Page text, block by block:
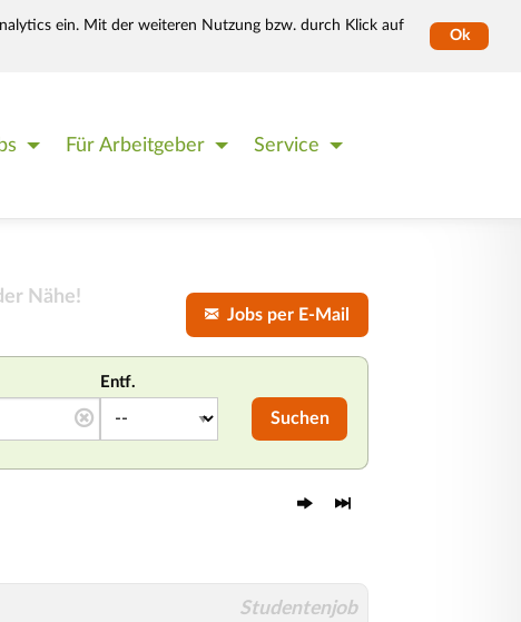
ein. Mit der weiteren Nutzung bzw. durch Klick auf
Ok
Für Arbeitgeber Service
Nähe!
Jobs per E-Mail
Entf.
Suchen
Studentenjob